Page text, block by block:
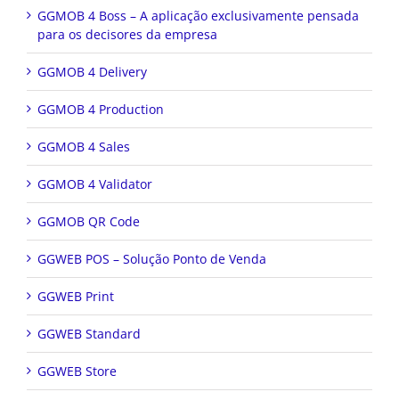
GGMOB 4 Boss – A aplicação exclusivamente pensada
para os decisores da empresa
GGMOB 4 Delivery
GGMOB 4 Production
GGMOB 4 Sales
GGMOB 4 Validator
GGMOB QR Code
GGWEB POS – Solução Ponto de Venda
GGWEB Print
GGWEB Standard
GGWEB Store